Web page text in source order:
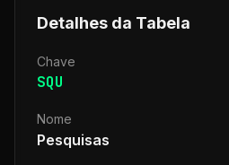
Detalhes da Tabela
Chave
SQU
Nome
Pesquisas